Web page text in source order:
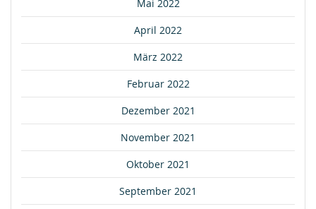
Mai 2022
April 2022
März 2022
Februar 2022
Dezember 2021
November 2021
Oktober 2021
September 2021